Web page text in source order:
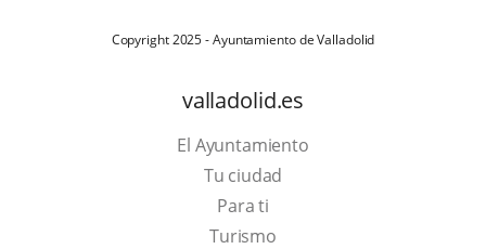
Copyright 2025 - Ayuntamiento de Valladolid
valladolid.es
El Ayuntamiento
Tu ciudad
Para ti
TurismoEste